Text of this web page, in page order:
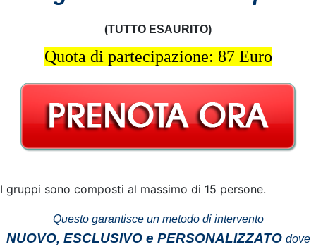
(TUTTO ESAURITO)
Quota di partecipazione: 87 Euro
I gruppi sono composti al massimo di 15 persone.
Questo garantisce un metodo di intervento
NUOVO, ESCLUSIVO e PERSONALIZZATO dove